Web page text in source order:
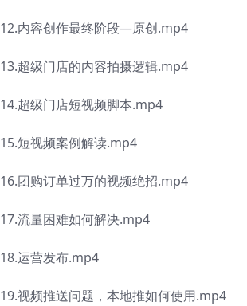
12.内容创作最终阶段—原创.mp4
13.超级门店的内容拍摄逻辑.mp4
14.超级门店短视频脚本.mp4
15.短视频案例解读.mp4
16.团购订单过万的视频绝招.mp4
17.流量困难如何解决.mp4
18.运营发布.mp4
19.视频推送问题，本地推如何使用.mp4